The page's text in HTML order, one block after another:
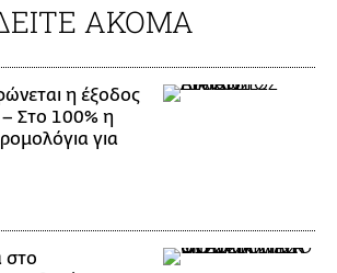
ΑΚΟΜΑ
η έξοδος
Στο 100% η
για
στο